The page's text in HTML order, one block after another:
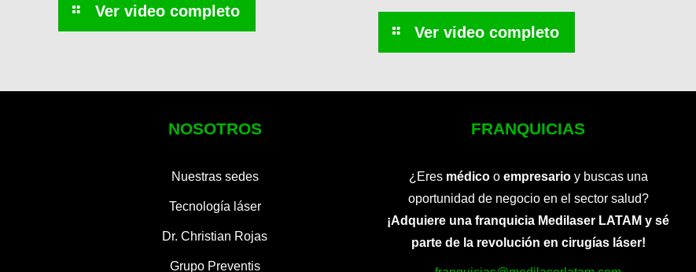
NOSOTROS
Nuestras sedes
Tecnología láser
Dr. Christian Rojas
Grupo Preventis
FRANQUICIAS
¿Eres médicoo empresarioy buscas una
oportunidad de negocio en el sector salud?
¡Adquiere una franquicia Medilaser LATAM y sé
parte de la revolución en cirugías láser!